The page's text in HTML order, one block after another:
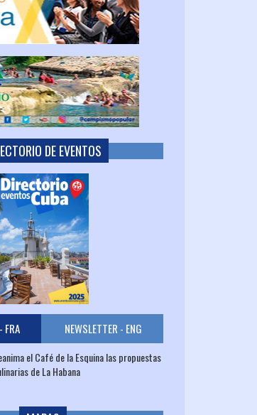
DE EVENTOS
FRA NEWSLETTER - ENG
el Café de la Esquina las propuestas
de La Habana